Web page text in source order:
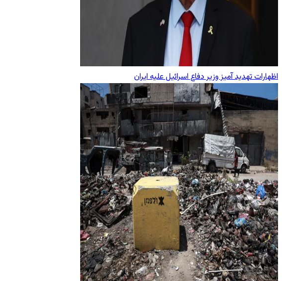
اظهارات تهدید آمیز وزیر دفاع اسرائیل علیه ایران